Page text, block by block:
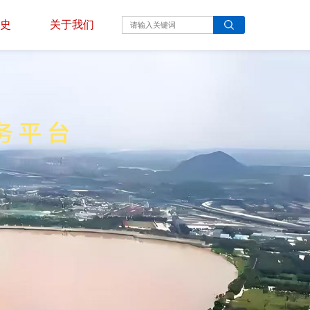
关于我们